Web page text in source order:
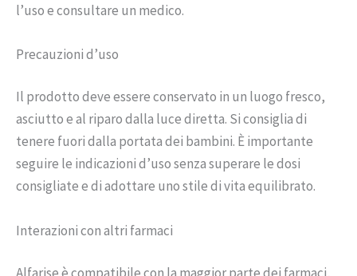
l’uso e consultare un medico.
Precauzioni d’uso
Il prodotto deve essere conservato in un luogo fresco,
asciutto e al riparo dalla luce diretta. Si consiglia di
tenere fuori dalla portata dei bambini. È importante
seguire le indicazioni d’uso senza superare le dosi
consigliate e di adottare uno stile di vita equilibrato.
Interazioni con altri farmaci